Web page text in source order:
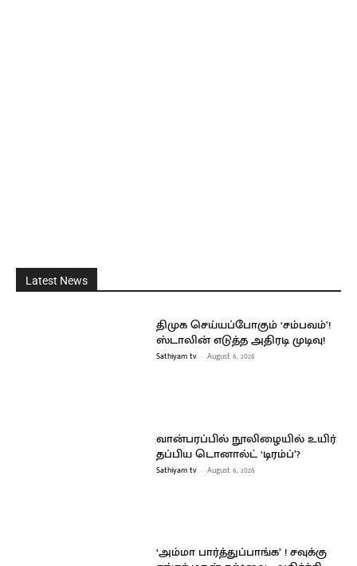
Latest News
திமுக செய்யப்போகும் ‘சம்பவம்’!
ஸ்டாலின் எடுத்த அதிரடி முடிவு!
Sathiyam tv - August 6, 2026
வான்பரப்பில் நூலிழையில் உயிர்
தப்பிய டொனால்ட் ‘டிரம்ப்’?
Sathiyam tv - August 6, 2026
‘அம்மா பார்த்துப்பாங்க’ ! சவுக்கு